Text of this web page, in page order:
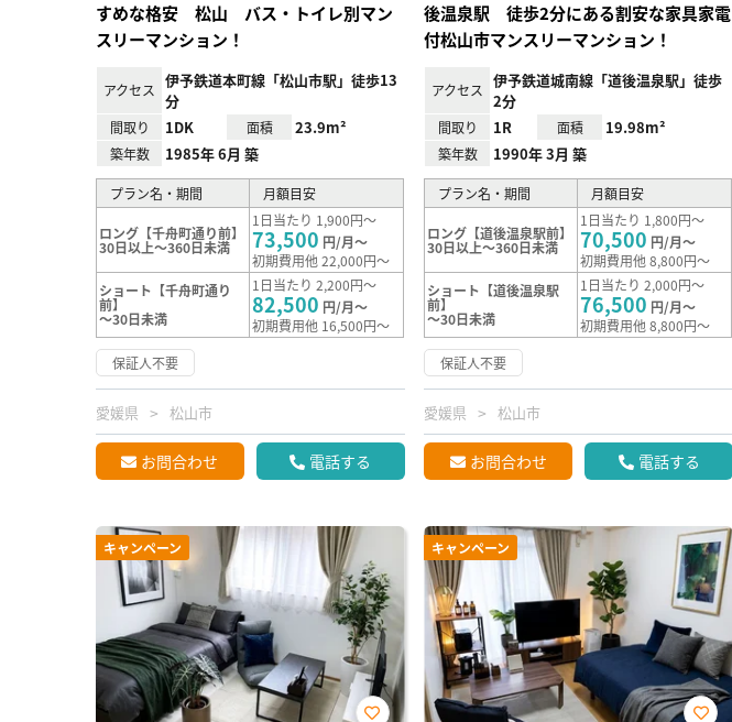
すめな格安 松山 バス・トイレ別マン
スリーマンション！
アクセス
伊予鉄道本町線「松山市駅」徒歩13
分
間取り 1DK 面積 23.9m²
築年数 1985年 6月 築
プラン名・期間 月額目安
ロング【千舟町通り前】
30日以上～360日未満
1日当たり 1,900円～
73,500 円/月～
初期費用他 22,000円～
ショート【千舟町通り
前】
～30日未満
1日当たり 2,200円～
82,500 円/月～
初期費用他 16,500円～
保証人不要
愛媛県 松山市
お問合わせ 電話する
後温泉駅 徒歩2分にある割安な家具家電
付松山市マンスリーマンション！
アクセス
伊予鉄道城南線「道後温泉駅」徒歩
2分
間取り 1R 面積 19.98m²
築年数 1990年 3月 築
プラン名・期間 月額目安
ロング【道後温泉駅前】
30日以上～360日未満
1日当たり 1,800円～
70,500 円/月～
初期費用他 8,800円～
ショート【道後温泉駅
前】
～30日未満
1日当たり 2,000円～
76,500 円/月～
初期費用他 8,800円～
保証人不要
愛媛県 松山市
お問合わせ 電話する
キャンペーン キャンペーン